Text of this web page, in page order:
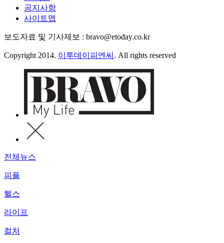
공지사항
사이트맵
보도자료 및 기사제보 : bravo@etoday.co.kr
Copyright 2014. 이투데이피엔씨 . All rights reserved
전체뉴스
피플
헬스
라이프
컬처